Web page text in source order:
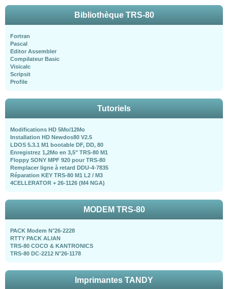
Bibliothèque TRS-80
Fortran
Pascal
Editor Assembler
Compilateur Basic
Visicalc
Scripsit
Profile
Tutoriels
Modifications HD 5Mo/12Mo
Installation HD Newdos80 V2.5
LDOS 5.3.1 M1 bootable DF, DD, 80
Enregistrez 1,2Mo en 3,5" TRS-80 M1
Floppy SONY MPF 920 pour TRS-80
Remplacer ligne à retard DDU-4-7835
Réparation KEY TRS-80 M1 L2 / M3
4CELLERATOR + 26-1126 (M4 NGA)
MODEM TRS-80
PACK Modem N°26-2228
RTTY PACK ALIAN
TRS-80 COCO & KANTRONICS
TRS-80 DC-2212 N°26-1178
Imprimantes TANDY